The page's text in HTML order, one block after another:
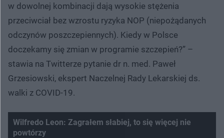
w dowolnej kombinacji dają wysokie stężenia
przeciwciał bez wzrostu ryzyka NOP (niepożądanych
odczynów poszczepiennych). Kiedy w Polsce
doczekamy się zmian w programie szczepień?” –
stawia na Twitterze pytanie dr n. med. Paweł
Grzesiowski, ekspert Naczelnej Rady Lekarskiej ds.
walki z COVID-19.
Wilfredo Leon: Zagrałem słabiej, to się więcej nie
powtórzy